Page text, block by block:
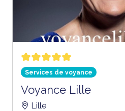
Services de voyance
Voyance Lille
Lille